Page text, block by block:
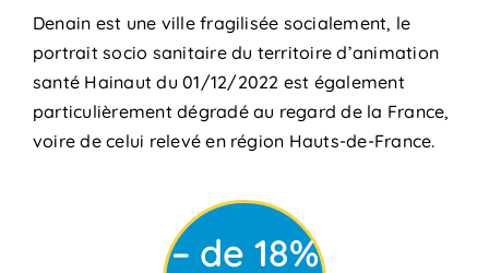
Denain est une ville fragilisée socialement, le
portrait socio sanitaire du territoire d’animation
santé Hainaut du 01/12/2022 est également
particulièrement dégradé au regard de la France,
voire de celui relevé en région Hauts-de-France.
– de 18%